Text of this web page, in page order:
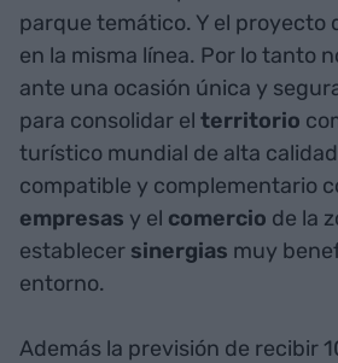
parque temático. Y el proyecto
en la misma línea. Por lo tanto
ante una ocasión única y
para consolidar el territorio
turístico mundial de alta
compatible y complementario
empresas y el comercio de la
establecer sinergias muy
entorno.
Además la previsión de recibir